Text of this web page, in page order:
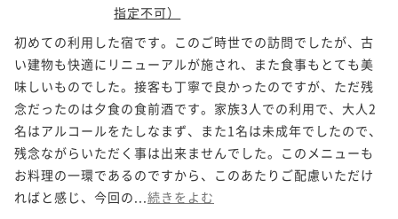
指定不可）
初めての利用した宿です。このご時世での訪問でしたが、古
い建物も快適にリニューアルが施され、また食事もとても美
味しいものでした。接客も丁寧で良かったのですが、ただ残
念だったのは夕食の食前酒です。家族3人での利用で、大人2
名はアルコールをたしなまず、また1名は未成年でしたので、
残念ながらいただく事は出来ませんでした。このメニューも
お料理の一環であるのですから、このあたりご配慮いただけ
ればと感じ、今回の... 続きをよむ